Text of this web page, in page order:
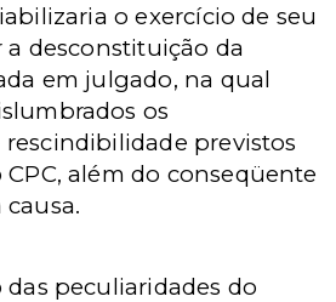
o exercício de seu
desconstituição da
em julgado, na qual
os
previstos
além do conseqüente
das peculiaridades do